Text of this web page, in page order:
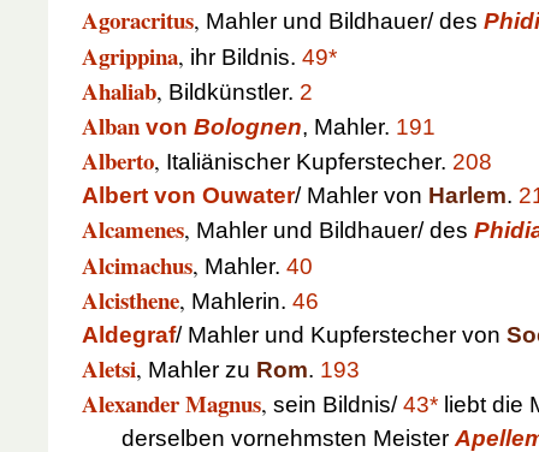
Agoracritus, Mahler und Bildhauer/ des
Agrippina, ihr Bildnis. 49*
Ahaliab, Bildkünstler. 2
Alban von Bolognen, Mahler. 191
Alberto, Italiänischer Kupferstecher. 208
Albert von Ouwater/ Mahler von Harlem.
Alcamenes, Mahler und Bildhauer/ des
Alcimachus, Mahler. 40
Alcisthene, Mahlerin. 46
Aldegraf/ Mahler und Kupferstecher von
Aletsi, Mahler zu Rom. 193
Alexander Magnus, sein Bildnis/43* liebt die
derselben vornehmsten Meister